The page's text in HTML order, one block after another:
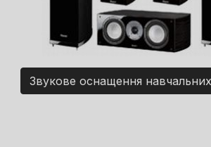
Звукове оснащення навчальних